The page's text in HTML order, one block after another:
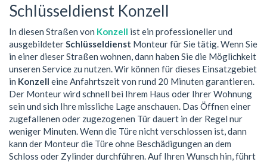
Schlüsseldienst Konzell
In diesen Straßen von Konzell ist ein professioneller und
ausgebildeterSchlüsseldienst Monteur für Sie tätig. Wenn Sie
in einer dieser Straßen wohnen, dann haben Sie die Möglichkeit
unseren Service zu nutzen. Wir können für dieses Einsatzgebiet
in Konzell eine Anfahrtszeit von rund 20 Minuten garantieren.
Der Monteur wird schnell bei Ihrem Haus oder Ihrer Wohnung
sein und sich Ihre missliche Lage anschauen. Das Öffnen einer
zugefallenen oder zugezogenen Tür dauert in der Regel nur
weniger Minuten. Wenn die Türe nicht verschlossen ist, dann
kann der Monteur die Türe ohne Beschädigungen an dem
Schloss oder Zylinder durchführen. Auf Ihren Wunsch hin, führt